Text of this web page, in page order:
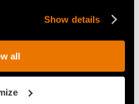
Show details
all